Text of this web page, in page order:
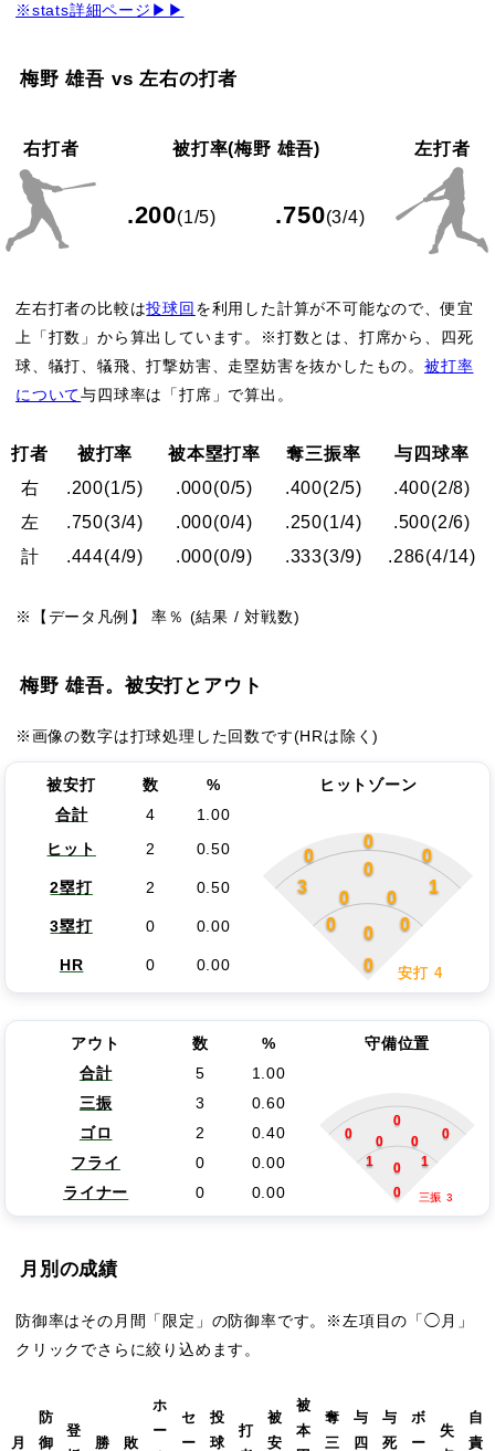
※stats詳細ページ▶▶
梅野 雄吾 vs 左右の打者
右打者 被打率(梅野 雄吾) 左打者
.200(1/5) .750(3/4)
左右打者の比較は投球回 を利用した計算が不可能なので、便宜
上「打数」から算出しています。※打数とは、打席から、四死
球、犠打、犠飛、打撃妨害、走塁妨害を抜かしたもの。被打率
について与四球率は「打席」で算出。
打者 被打率 被本塁打率 奪三振率
与四球率
右
.200(1/5) .000(0/5) .400(2/5) .400(2/8)
左
.750(3/4) .000(0/4) .250(1/4) .500(2/6)
計
.444(4/9) .000(0/9) .333(3/9) .286(4/14)
※【データ凡例】 率％ (結果 / 対戦数)
梅野 雄吾。被安打とアウト
※画像の数字は打球処理した回数です(HRは除く)
被安打 数 %
ヒットゾーン
合計
4 1.00
ヒット 2 0.50 0
0
0
3
0
1
0
0
0
0
0
0 安打 4
2塁打 2 0.50
3塁打 0 0.00
HR 0 0.00
アウト 数 %
守備位置
合計
5
1.00
三振
3 0.60
0
0
0
0
0
1
1
0
0 三振 3
ゴロ 2
0.40
フライ
0
0.00
ライナー
0 0.00
月別の成績
防御率はその月間「限定」の防御率です。※左項目の「◯月」
クリックでさらに絞り込めます。
月
防
御
登
勝 敗
ホ
ー
セ
ー
投
球
打
被
安
被
本
奪
三
与
四
与
死
ボ
ー
失
自
責